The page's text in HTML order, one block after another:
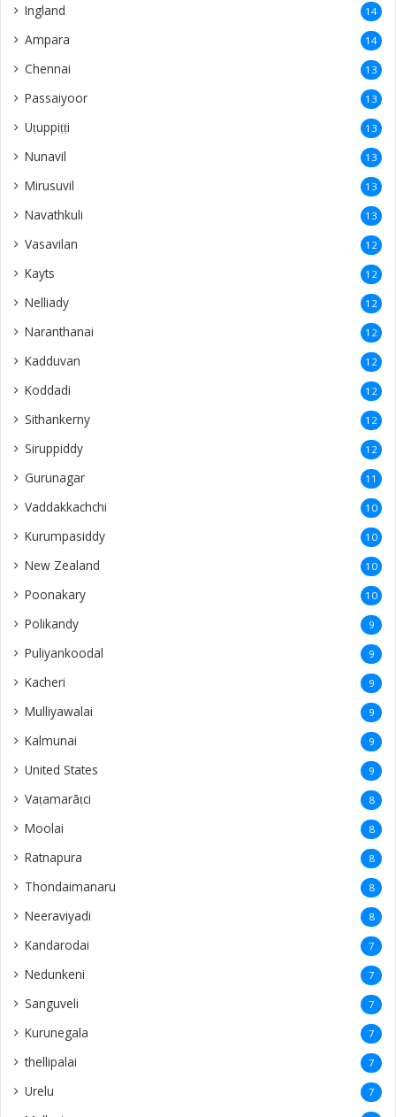
Ingland 14
Ampara 14
Chennai 13
Passaiyoor 13
Uṭuppiṭṭi 13
Nunavil 13
Mirusuvil 13
Navathkuli 13
Vasavilan 12
Kayts 12
Nelliady 12
Naranthanai 12
Kadduvan 12
Koddadi 12
Sithankerny 12
Siruppiddy 12
Gurunagar 11
Vaddakkachchi 10
Kurumpasiddy 10
New Zealand 10
Poonakary 10
Polikandy 9
Puliyankoodal 9
Kacheri 9
Mulliyawalai 9
Kalmunai 9
United States 9
Vaṭamarāṭci 8
Moolai 8
Ratnapura 8
Thondaimanaru 8
Neeraviyadi 8
Kandarodai 7
Nedunkeni 7
Sanguveli 7
Kurunegala 7
thellipalai 7
Urelu 7